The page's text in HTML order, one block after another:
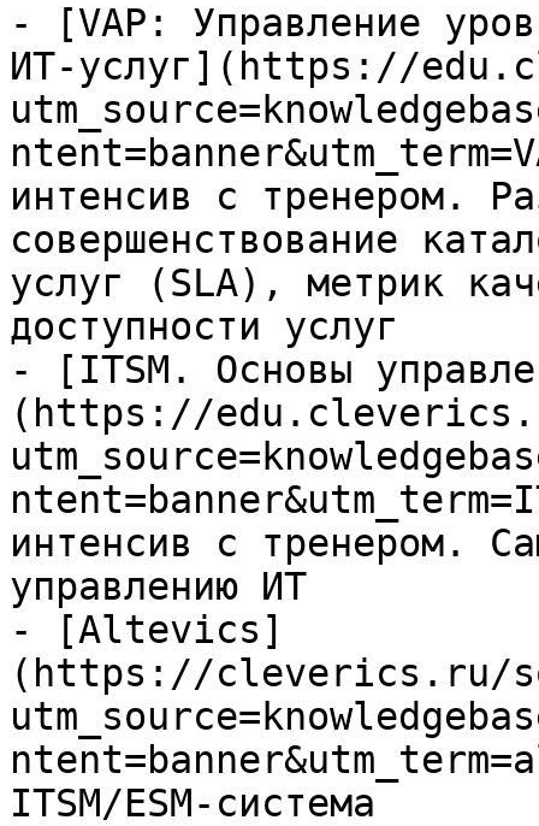
- [VAP: Управление
ИТ-услуг](https://
интенсив с тренером.
совершенствование
услуг (SLA), метрик
доступности услуг
- [ITSM. Основы
(https://
интенсив с тренером.
управлению ИТ
- [Altevics]
(https://cleverics.ru/
ITSM/ESM-система